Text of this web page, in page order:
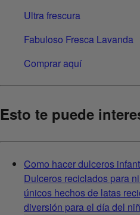
Ultra frescura
Fabuloso Fresca Lavanda
Comprar aquí
Esto te puede
Como hacer dulceros
Dulceros reciclados para
únicos hechos de latas
diversión para el día del